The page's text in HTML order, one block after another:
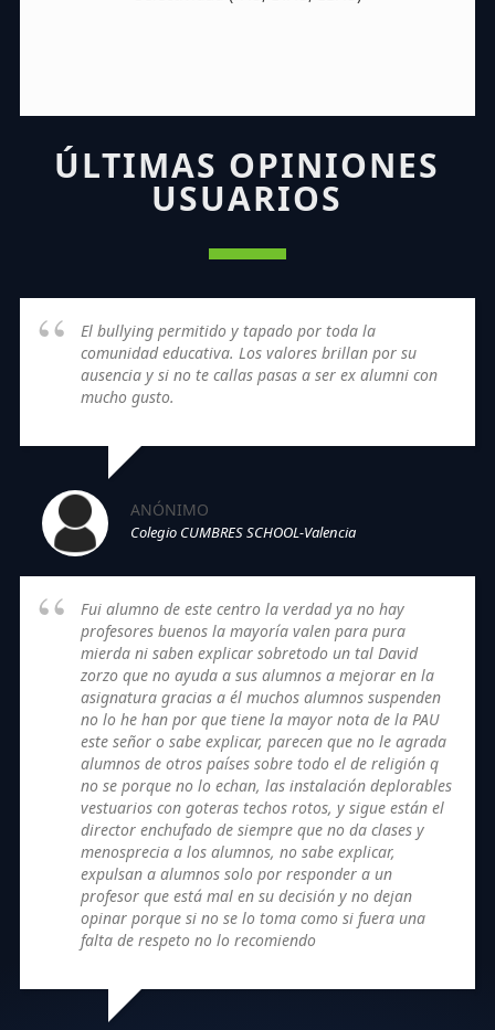
ÚLTIMAS OPINIONES
USUARIOS
El bullying permitido y tapado por toda la
comunidad educativa. Los valores brillan por su
ausencia y si no te callas pasas a ser ex alumni con
mucho gusto.
ANÓNIMO
Colegio CUMBRES SCHOOL-Valencia
Fui alumno de este centro la verdad ya no hay
profesores buenos la mayoría valen para pura
mierda ni saben explicar sobretodo un tal David
zorzo que no ayuda a sus alumnos a mejorar en la
asignatura gracias a él muchos alumnos suspenden
no lo he han por que tiene la mayor nota de la PAU
este señor o sabe explicar, parecen que no le agrada
alumnos de otros países sobre todo el de religión q
no se porque no lo echan, las instalación deplorables
vestuarios con goteras techos rotos, y sigue están el
director enchufado de siempre que no da clases y
menosprecia a los alumnos, no sabe explicar,
expulsan a alumnos solo por responder a un
profesor que está mal en su decisión y no dejan
opinar porque si no se lo toma como si fuera una
falta de respeto no lo recomiendo